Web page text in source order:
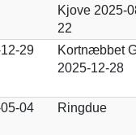
Kjove 2025-
22
29
Kortnæbbet
2025-12-28
04 Ringdue